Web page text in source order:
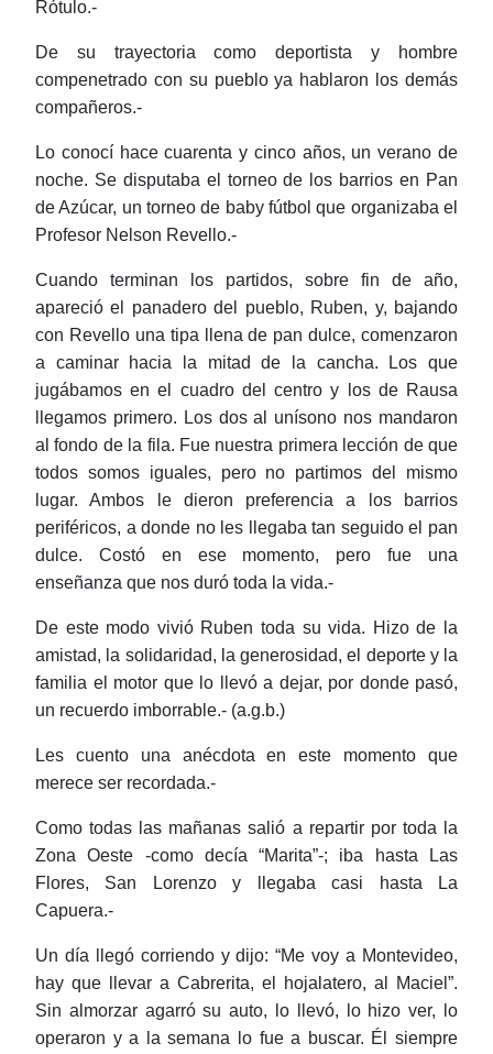
Rótulo.-
De su trayectoria como deportista y hombre
compenetrado con su pueblo ya hablaron los demás
compañeros.-
Lo conocí hace cuarenta y cinco años, un verano de
noche. Se disputaba el torneo de los barrios en Pan
de Azúcar, un torneo de baby fútbol que organizaba el
Profesor Nelson Revello.-
Cuando terminan los partidos, sobre fin de año,
apareció el panadero del pueblo, Ruben, y, bajando
con Revello una tipa llena de pan dulce, comenzaron
a caminar hacia la mitad de la cancha. Los que
jugábamos en el cuadro del centro y los de Rausa
llegamos primero. Los dos al unísono nos mandaron
al fondo de la fila. Fue nuestra primera lección de que
todos somos iguales, pero no partimos del mismo
lugar. Ambos le dieron preferencia a los barrios
periféricos, a donde no les llegaba tan seguido el pan
dulce. Costó en ese momento, pero fue una
enseñanza que nos duró toda la vida.-
De este modo vivió Ruben toda su vida. Hizo de la
amistad, la solidaridad, la generosidad, el deporte y la
familia el motor que lo llevó a dejar, por donde pasó,
un recuerdo imborrable.- (a.g.b.)
Les cuento una anécdota en este momento que
merece ser recordada.-
Como todas las mañanas salió a repartir por toda la
Zona Oeste -como decía “Marita”-; iba hasta Las
Flores, San Lorenzo y llegaba casi hasta La
Capuera.-
Un día llegó corriendo y dijo: “Me voy a Montevideo,
hay que llevar a Cabrerita, el hojalatero, al Maciel”.
Sin almorzar agarró su auto, lo llevó, lo hizo ver, lo
operaron y a la semana lo fue a buscar. Él siempre